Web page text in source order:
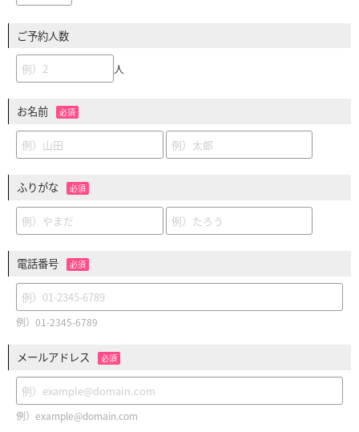
ご予約人数
人
お名前 必須
ふりがな 必須
電話番号 必須
例）01-2345-6789
メールアドレス 必須
例）example@domain.com